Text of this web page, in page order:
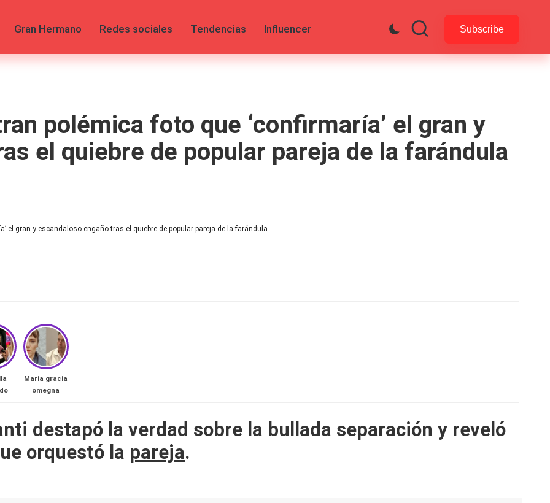
Gran Hermano Redes sociales Tendencias Influencer Subscribe
polémica foto que ‘confirmaría’ el gran y
el quiebre de popular pareja de la farándula
Maria gracia
omegna
destapó la verdad sobre la bullada separación y reveló
orquestó la pareja.